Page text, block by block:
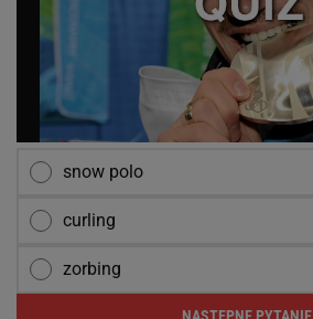
snow polo
curling
zorbing